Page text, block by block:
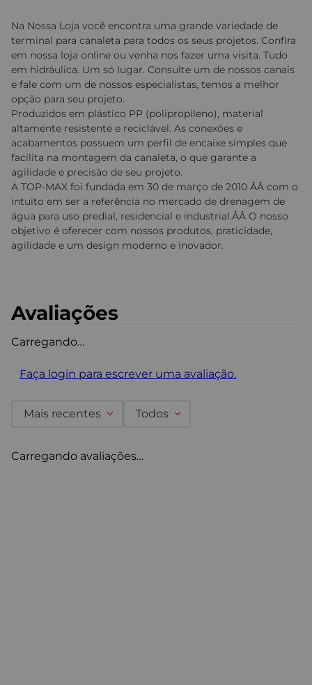
Na Nossa Loja você encontra uma grande variedade de
terminal para canaleta para todos os seus projetos. Confira
em nossa loja online ou venha nos fazer uma visita. Tudo
em hidráulica. Um só lugar. Consulte um de nossos canais
e fale com um de nossos especialistas, temos a melhor
opção para seu projeto.
Produzidos em plástico PP (polipropileno), material
altamente resistente e reciclável. As conexões e
acabamentos possuem um perfil de encaixe simples que
facilita na montagem da canaleta, o que garante a
agilidade e precisão de seu projeto.
A TOP-MAX foi fundada em 30 de março de 2010 ÂÂ com o
intuito em ser a referência no mercado de drenagem de
água para uso predial, residencial e industrial.ÂÂ O nosso
objetivo é oferecer com nossos produtos, praticidade,
agilidade e um design moderno e inovador.
Avaliações
Carregando…
Faça login para escrever uma avaliação.
Mais recentes Todos
Carregando avaliações…